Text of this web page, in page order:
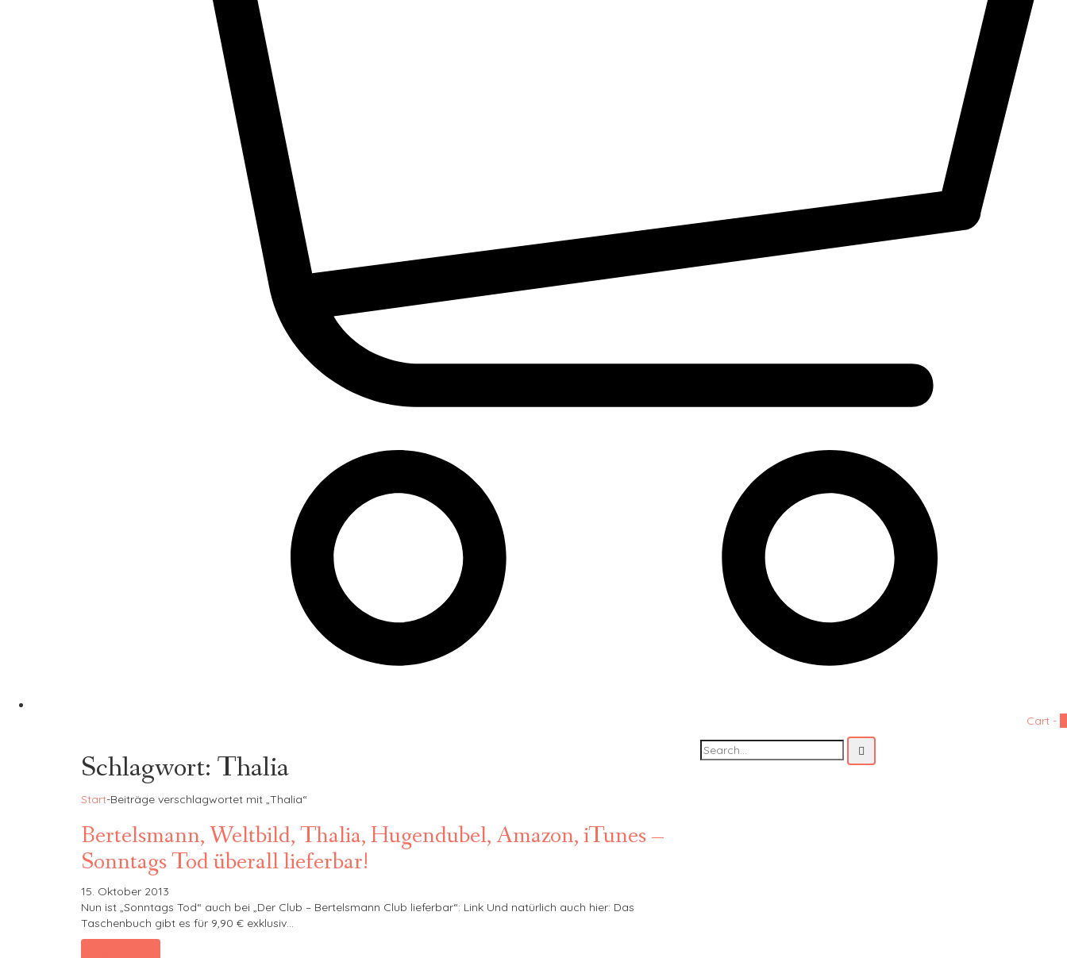
Cart -
Schlagwort: Thalia
Start-Beiträge verschlagwortet mit „Thalia“
Bertelsmann, Weltbild, Thalia, Hugendubel, Amazon, iTunes –
Sonntags Tod überall lieferbar!
15. Oktober 2013
Nun ist „Sonntags Tod“ auch bei „Der Club – Bertelsmann Club lieferbar“: Link Und natürlich auch hier: Das
Taschenbuch gibt es für 9,90 € exklusiv…